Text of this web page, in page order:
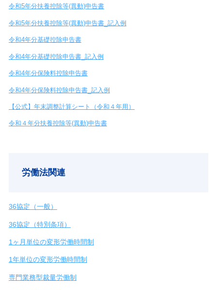
令和5年分扶養控除等(異動)申告書
令和5年分扶養控除等(異動)申告書_記入例
令和4年分基礎控除申告書
令和4年分基礎控除申告書_記入例
令和4年分保険料控除申告書
令和4年分保険料控除申告書_記入例
【公式】年末調整計算シート（令和４年用）
令和４年分扶養控除等(異動)申告書
労働法関連
36協定（一般）
36協定（特別条項）
1ヶ月単位の変形労働時間制
1年単位の変形労働時間制
専門業務型裁量労働制